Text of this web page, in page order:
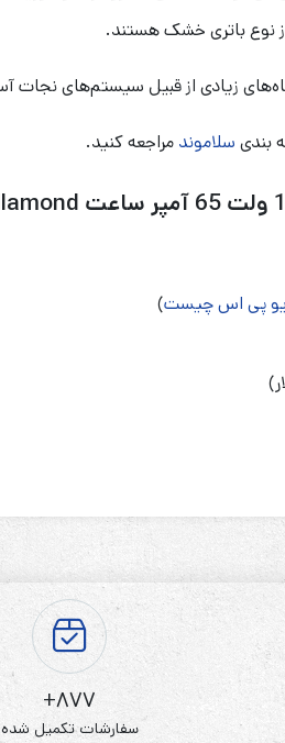
از نوع باتری خشک هستند.
بندی سلاموند مراجعه کنید.
یو پی اس چیست)
877+
سفارشات تکمیل شده